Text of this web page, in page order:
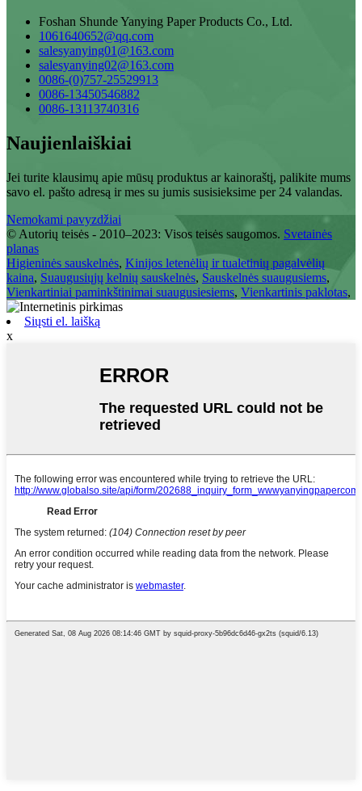
Foshan Shunde Yanying Paper Products Co., Ltd.
1061640652@qq.com
salesyanying01@163.com
salesyanying02@163.com
0086-(0)757-25529913
0086-13450546882
0086-13113740316
Naujienlaiškiai
Jei turite klausimų apie mūsų produktus ar kainoraštį, palikite mums
savo el. pašto adresą ir mes su jumis susisieksime per 24 valandas.
Nemokami pavyzdžiai
© Autorių teisės - 2010–2023: Visos teisės saugomos. Svetainės
planas
Higieninės sauskelnės, Kinijos letenėlių ir tualetinių pagalvėlių
kaina, Suaugusiųjų kelnių sauskelnės, Sauskelnės suaugusiems,
Vienkartiniai paminkštinimai suaugusiesiems, Vienkartinis paklotas,
Siųsti el. laišką
x